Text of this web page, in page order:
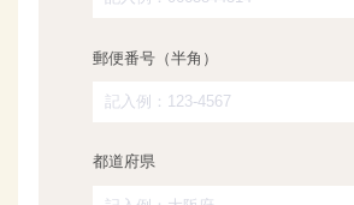
郵便番号（半角）
都道府県